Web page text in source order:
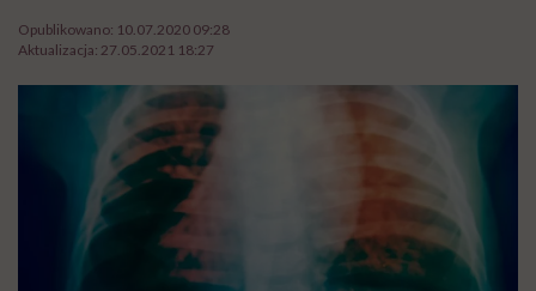
Opublikowano: 10.07.2020 09:28
Aktualizacja: 27.05.2021 18:27